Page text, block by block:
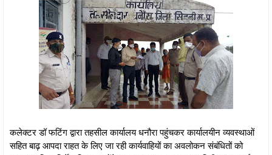
कलेक्टर डॉ फटिंग द्वारा तहसील कार्यालय धनौरा पहुंचकर कार्यालयीन व्यवस्थाओं
सहित बाढ़ आपदा राहत के लिए जा रही कार्यवाहियों का अवलोकन संबंधितों को